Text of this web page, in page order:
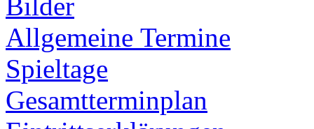
Bilder
Allgemeine Termine
Spieltage
Gesamtterminplan